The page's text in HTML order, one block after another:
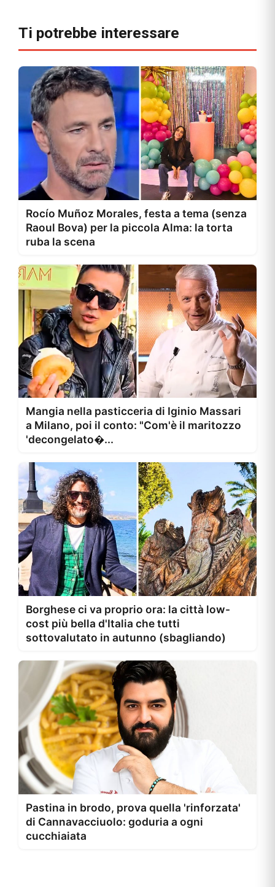
Ti potrebbe interessare
Rocío Muñoz Morales, festa a tema (senza
Raoul Bova) per la piccola Alma: la torta
ruba la scena
Mangia nella pasticceria di Iginio Massari
a Milano, poi il conto: "Com'è il maritozzo
'decongelato�...
Borghese ci va proprio ora: la città low-
cost più bella d'Italia che tutti
sottovalutato in autunno (sbagliando)
Pastina in brodo, prova quella 'rinforzata'
di Cannavacciuolo: goduria a ogni
cucchiaiata